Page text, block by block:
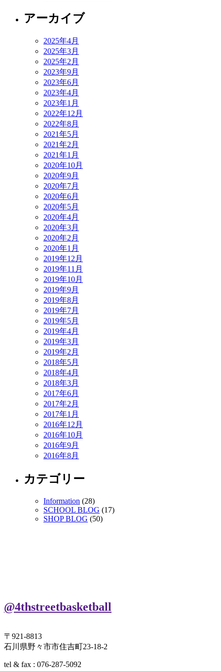
アーカイブ
2025年4月
2025年3月
2025年2月
2023年9月
2023年6月
2023年4月
2023年1月
2022年12月
2022年8月
2021年5月
2021年2月
2021年1月
2020年10月
2020年9月
2020年7月
2020年6月
2020年5月
2020年4月
2020年3月
2020年2月
2020年1月
2019年12月
2019年11月
2019年10月
2019年9月
2019年8月
2019年7月
2019年5月
2019年4月
2019年3月
2019年2月
2018年5月
2018年4月
2018年3月
2017年6月
2017年2月
2017年1月
2016年12月
2016年10月
2016年9月
2016年8月
カテゴリー
Information (28)
SCHOOL BLOG (17)
SHOP BLOG (50)
@4thstreetbasketball
〒921-8813
石川県野々市市住吉町23-18-2
tel & fax : 076-287-5092